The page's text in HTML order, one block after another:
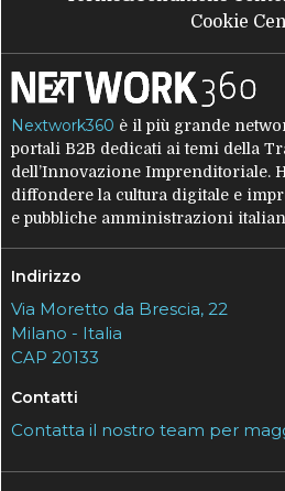
Cookie
Nextwork360 è il più grande
portali B2B dedicati ai temi della
dell’Innovazione Imprenditoriale.
diffondere la cultura digitale e
e pubbliche amministrazioni
Indirizzo
Via Moretto da Brescia, 22
Milano - Italia
CAP 20133
Contatti
Contatta il nostro team per